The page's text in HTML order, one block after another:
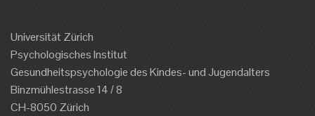
Universität Zürich
Psychologisches Institut
Gesundheitspsychologie des Kindes- und Jugendalters
Binzmühlestrasse 14 / 8
CH-8050 Zürich